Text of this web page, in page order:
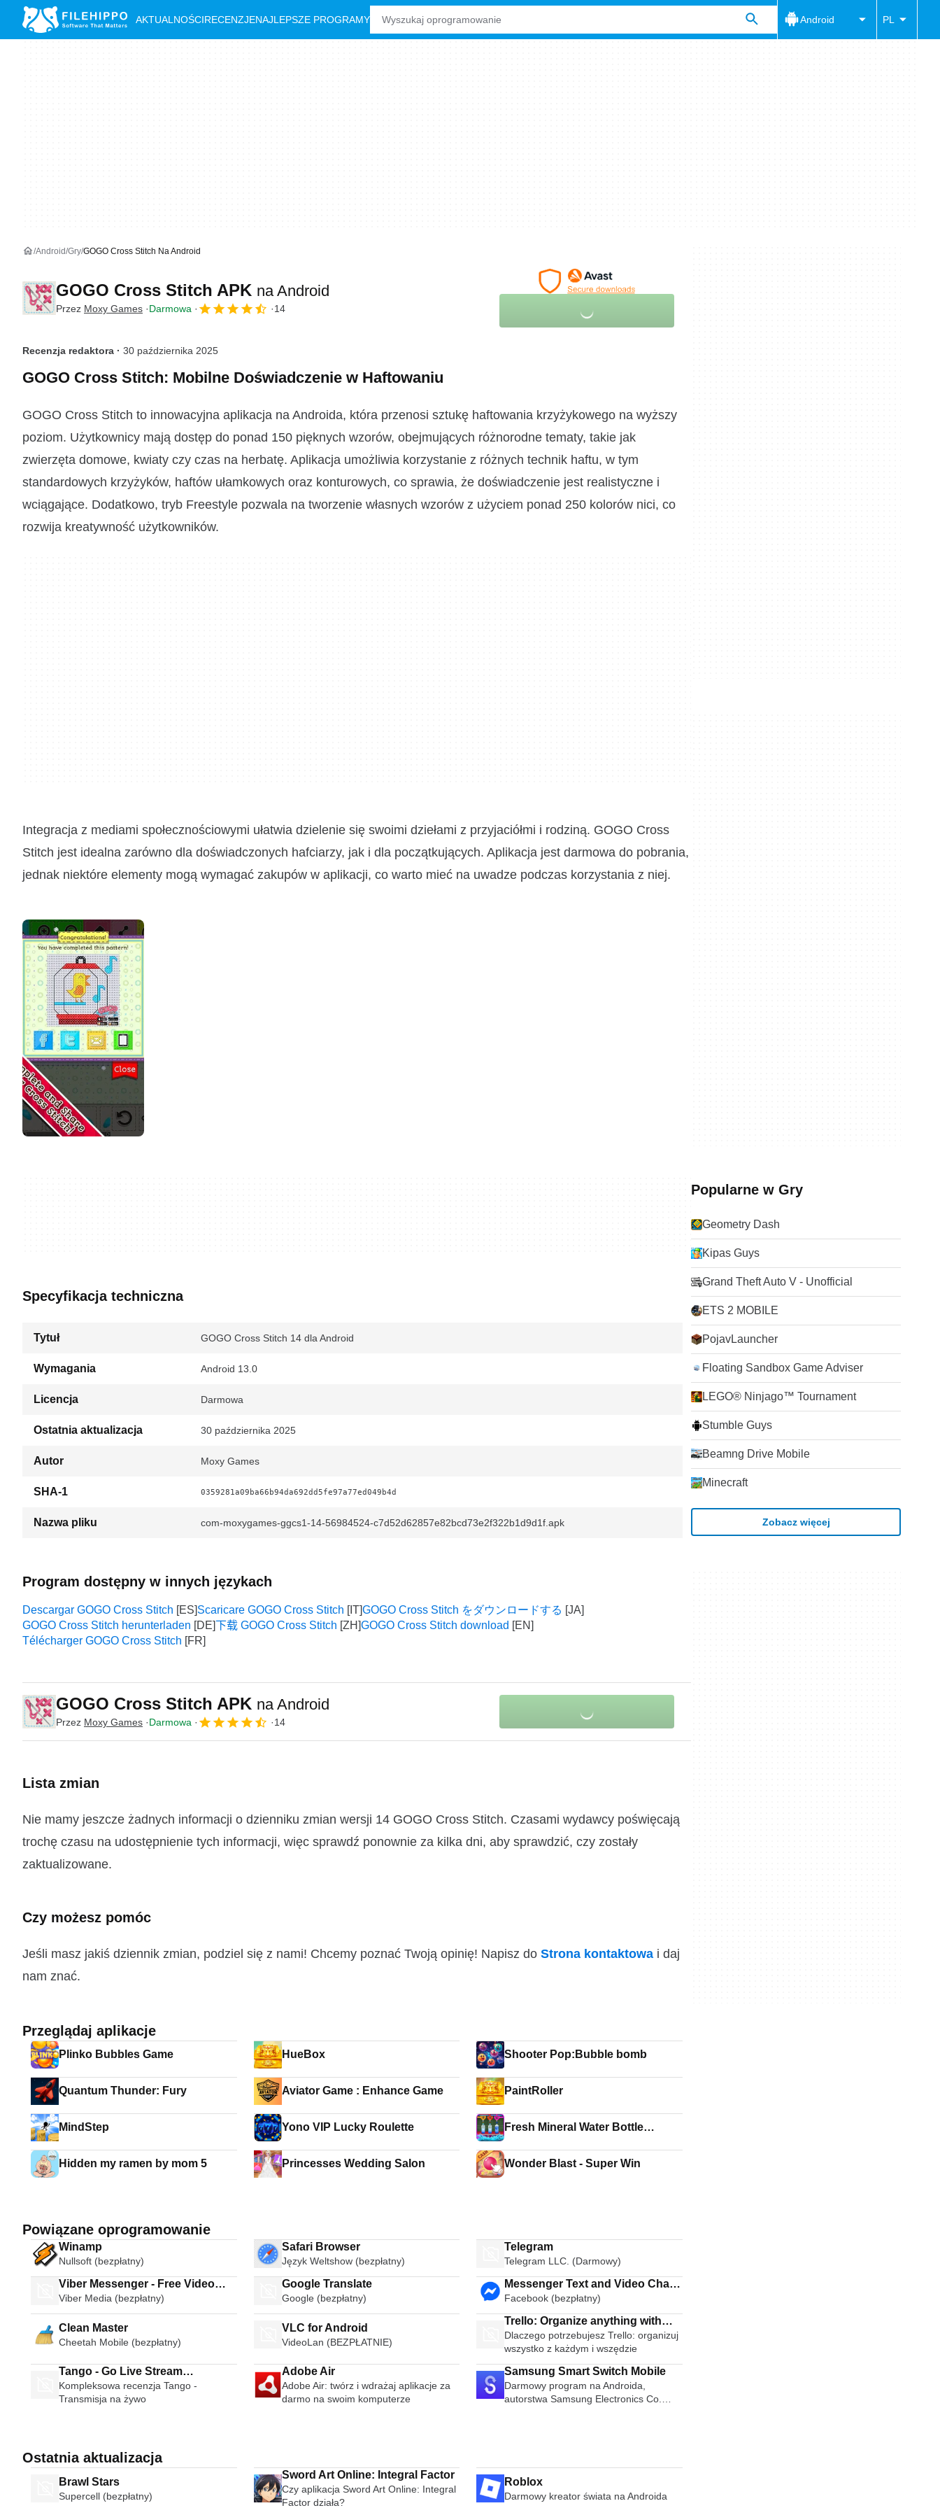
AKTUALNOŚCIRECENZJENAJLEPSZE PROGRAMY Android PL
Android Gry GOGO Cross Stitch Na Android
GOGO Cross Stitch APK na Android
Przez Moxy Games Darmowa 14
Recenzja redaktora · 30 października 2025
GOGO Cross Stitch: Mobilne Doświadczenie w Haftowaniu
GOGO Cross Stitch to innowacyjna aplikacja na Androida, która przenosi sztukę haftowania krzyżykowego na wyższy
poziom. Użytkownicy mają dostęp do ponad 150 pięknych wzorów, obejmujących różnorodne tematy, takie jak
zwierzęta domowe, kwiaty czy czas na herbatę. Aplikacja umożliwia korzystanie z różnych technik haftu, w tym
standardowych krzyżyków, haftów ułamkowych oraz konturowych, co sprawia, że doświadczenie jest realistyczne i
wciągające. Dodatkowo, tryb Freestyle pozwala na tworzenie własnych wzorów z użyciem ponad 250 kolorów nici, co
rozwija kreatywność użytkowników.
Integracja z mediami społecznościowymi ułatwia dzielenie się swoimi dziełami z przyjaciółmi i rodziną. GOGO Cross
Stitch jest idealna zarówno dla doświadczonych hafciarzy, jak i dla początkujących. Aplikacja jest darmowa do pobrania,
jednak niektóre elementy mogą wymagać zakupów w aplikacji, co warto mieć na uwadze podczas korzystania z niej.
Specyfikacja techniczna
Tytuł GOGO Cross Stitch 14 dla Android
Wymagania Android 13.0
Licencja Darmowa
Ostatnia aktualizacja 30 października 2025
Autor Moxy Games
SHA-1 0359281a09ba66b94da692dd5fe97a77ed049b4d
Nazwa pliku com-moxygames-ggcs1-14-56984524-c7d52d62857e82bcd73e2f322b1d9d1f.apk
Program dostępny w innych językach
Descargar GOGO Cross Stitch Scaricare GOGO Cross Stitch
GOGO Cross Stitch をダウンロードする
GOGO Cross Stitch herunterladen
下载 GOGO Cross Stitch
GOGO Cross Stitch download
Télécharger GOGO Cross Stitch
GOGO Cross Stitch APK na Android
Przez Moxy Games Darmowa 14
Lista zmian
Nie mamy jeszcze żadnych informacji o dzienniku zmian wersji 14 GOGO Cross Stitch. Czasami wydawcy poświęcają
trochę czasu na udostępnienie tych informacji, więc sprawdź ponownie za kilka dni, aby sprawdzić, czy zostały
zaktualizowane.
Czy możesz pomóc
Jeśli masz jakiś dziennik zmian, podziel się z nami! Chcemy poznać Twoją opinię! Napisz do Strona kontaktowa i daj
nam znać.
Przeglądaj aplikacje
Plinko Bubbles Game HueBox Shooter Pop:Bubble bomb
Quantum Thunder: Fury Aviator Game : Enhance Game PaintRoller
MindStep Yono VIP Lucky Roulette
Fresh Mineral Water Bottle
Hidden my ramen by mom 5
Princesses Wedding Salon Wonder Blast - Super Win
Powiązane oprogramowanie
Winamp
Nullsoft (bezpłatny)
Safari Browser
Język Weltshow (bezpłatny)
Telegram
Telegram LLC. (Darmowy)
Viber Messenger - Free Video
Calls Group Chats
Viber Media (bezpłatny)
Google Translate
Google (bezpłatny)
Messenger Text and Video Chat
for Free
Facebook (bezpłatny)
Clean Master
Cheetah Mobile (bezpłatny)
VLC for Android
VideoLan (BEZPŁATNIE)
Trello: Organize anything with
anyone anywhere
Dlaczego potrzebujesz Trello: organizuj
wszystko z każdym i wszędzie
Tango - Go Live Stream
Broadcast Live Video Chat
Kompleksowa recenzja Tango -
Transmisja na żywo
Adobe Air
Adobe Air: twórz i wdrażaj aplikacje za
darmo na swoim komputerze
Samsung Smart Switch Mobile
Darmowy program na Androida,
autorstwa Samsung Electronics Co.
Ostatnia aktualizacja
Brawl Stars
Supercell (bezpłatny)
Sword Art Online: Integral Factor
Czy aplikacja Sword Art Online: Integral
Factor działa?
Roblox
Darmowy kreator świata na Androida
Popularne w Gry
Geometry Dash
Kipas Guys
Grand Theft Auto V - Unofficial
ETS 2 MOBILE
PojavLauncher
Floating Sandbox Game Adviser
LEGO® Ninjago™ Tournament
Stumble Guys
Beamng Drive Mobile
Minecraft
Zobacz więcej